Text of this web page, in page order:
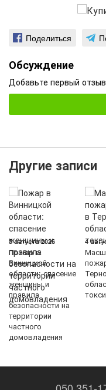
Поделиться
Обсуждение
Добавьте первый отзыв
Другие записи
5 августа 2026
Пожар в
Винницкой
области: спасение
женщины и
правила
безопасности на
территории
частного
домовладения
4